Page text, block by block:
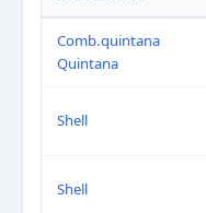
Comb.quintana
Quintana
Shell
Shell